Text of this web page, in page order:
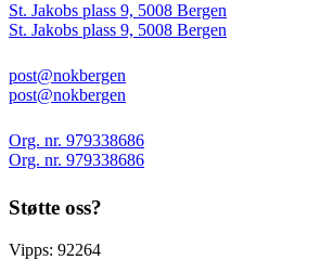
St. Jakobs plass 9, 5008 Bergen
St. Jakobs plass 9, 5008 Bergen
post@nokbergen
post@nokbergen
Org. nr. 979338686
Org. nr. 979338686
Støtte oss?
Vipps: 92264